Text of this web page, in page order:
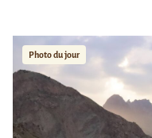
Photo du jour